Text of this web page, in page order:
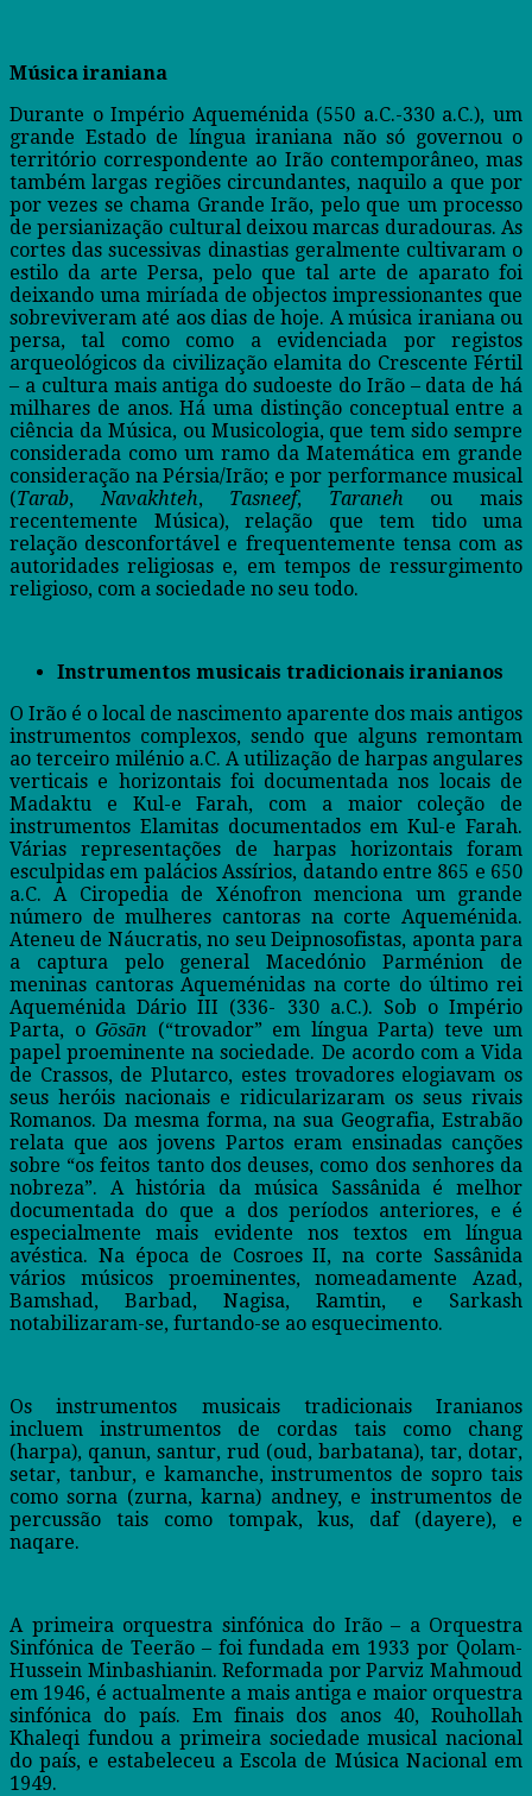
Música iraniana
Durante o Império Aqueménida (550 a.C.-330 a.C.), um
grande Estado de língua iraniana não só governou o
território correspondente ao Irão contemporâneo, mas
também largas regiões circundantes, naquilo a que por
por vezes se chama Grande Irão, pelo que um processo
de persianização cultural deixou marcas duradouras. As
cortes das sucessivas dinastias geralmente cultivaram o
estilo da arte Persa, pelo que tal arte de aparato foi
deixando uma miríada de objectos impressionantes que
sobreviveram até aos dias de hoje. A música iraniana ou
persa, tal como como a evidenciada por registos
arqueológicos da civilização elamita do Crescente Fértil
– a cultura mais antiga do sudoeste do Irão – data de há
milhares de anos. Há uma distinção conceptual entre a
ciência da Música, ou Musicologia, que tem sido sempre
considerada como um ramo da Matemática em grande
consideração na Pérsia/Irão; e por performance musical
(Tarab,Navakhteh, Tasneef, Taraneh ou mais
recentemente Música), relação que tem tido uma
relação desconfortável e frequentemente tensa com as
autoridades religiosas e, em tempos de ressurgimento
religioso, com a sociedade no seu todo.
Instrumentos musicais tradicionais iranianos
O Irão é o local de nascimento aparente dos mais antigos
instrumentos complexos, sendo que alguns remontam
ao terceiro milénio a.C. A utilização de harpas angulares
verticais e horizontais foi documentada nos locais de
Madaktu e Kul-e Farah, com a maior coleção de
instrumentos Elamitas documentados em Kul-e Farah.
Várias representações de harpas horizontais foram
esculpidas em palácios Assírios, datando entre 865 e 650
a.C. A Ciropedia de Xénofron menciona um grande
número de mulheres cantoras na corte Aqueménida.
Ateneu de Náucratis, no seu Deipnosofistas, aponta para
a captura pelo general Macedónio Parménion de
meninas cantoras Aqueménidas na corte do último rei
Aqueménida Dário III (336- 330 a.C.). Sob o Império
Parta, o Gōsān (“trovador” em língua Parta) teve um
papel proeminente na sociedade. De acordo com a Vida
de Crassos, de Plutarco, estes trovadores elogiavam os
seus heróis nacionais e ridicularizaram os seus rivais
Romanos. Da mesma forma, na sua Geografia, Estrabão
relata que aos jovens Partos eram ensinadas canções
sobre “os feitos tanto dos deuses, como dos senhores da
nobreza”. A história da música Sassânida é melhor
documentada do que a dos períodos anteriores, e é
especialmente mais evidente nos textos em língua
avéstica. Na época de Cosroes II, na corte Sassânida
vários músicos proeminentes, nomeadamente Azad,
Bamshad, Barbad, Nagisa, Ramtin, e Sarkash
notabilizaram-se, furtando-se ao esquecimento.
Os instrumentos musicais tradicionais Iranianos
incluem instrumentos de cordas tais como chang
(harpa), qanun, santur, rud (oud, barbatana), tar, dotar,
setar, tanbur, e kamanche, instrumentos de sopro tais
como sorna (zurna, karna) andney, e instrumentos de
percussão tais como tompak, kus, daf (dayere), e
naqare.
A primeira orquestra sinfónica do Irão – a Orquestra
Sinfónica de Teerão – foi fundada em 1933 por Qolam-
Hussein Minbashianin. Reformada por Parviz Mahmoud
em 1946, é actualmente a mais antiga e maior orquestra
sinfónica do país. Em finais dos anos 40, Rouhollah
Khaleqi fundou a primeira sociedade musical nacional
do país, e estabeleceu a Escola de Música Nacional em
1949.